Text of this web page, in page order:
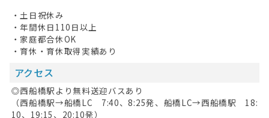
・土日祝休み
・年間休日110日以上
・家庭都合休OK
・育休・育休取得実績あり
アクセス
◎西船橋駅より無料送迎バスあり
（西船橋駅→船橋LC 7:40、8:25発、船橋LC→西船橋駅 18:
10、19:15、20:10発）